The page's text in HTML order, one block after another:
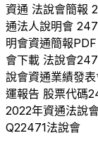
資通 法說會簡報
通法人說明會
明會資通簡報PDF
會下載 法說會
說會資通業績發
運報告 股票代碼
2022年資通法說
Q22471法說會